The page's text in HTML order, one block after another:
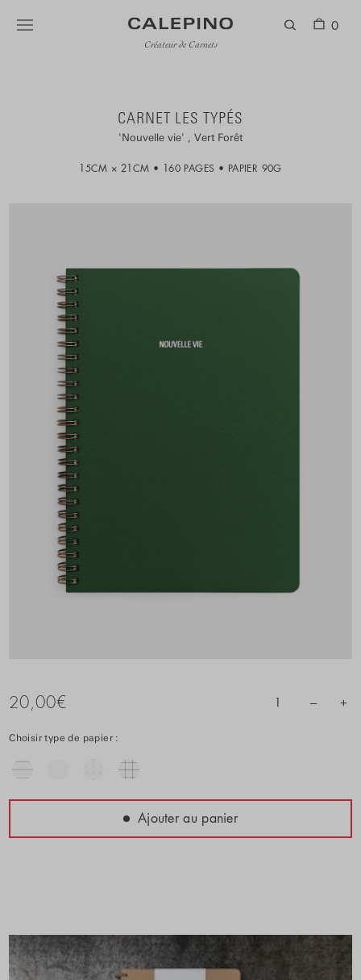
Créateur de Carnets
0
CARNET LES TYPÉS
Nouvelle vie Vert Forêt
15CM × 21CM 160 PAGES PAPIER 90G
20,00€ 1 – +
Choisir type de papier :
Ajouter au panier